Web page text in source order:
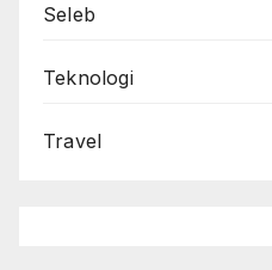
Seleb
Teknologi
Travel